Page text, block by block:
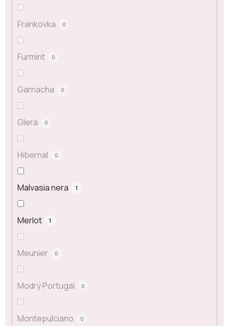
Frankovka 0
Furmint 0
Garnacha 0
Glera 0
Hibernal 0
Malvasia nera 1
Merlot 1
Meunier 0
Modrý Portugal 0
Montepulciano 0